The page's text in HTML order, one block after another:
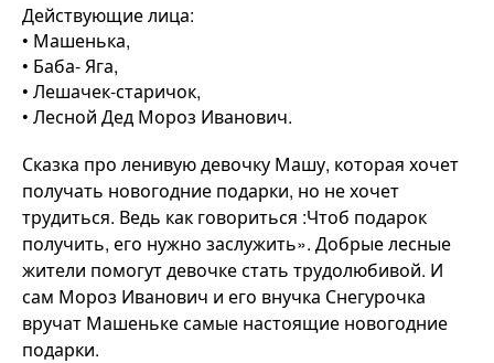
Действующие лица:
• Машенька,
• Баба- Яга,
• Лешачек-старичок,
• Лесной Дед Мороз Иванович.
Сказка про ленивую девочку Машу, которая хочет
получать новогодние подарки, но не хочет
трудиться. Ведь как говориться :Чтоб подарок
получить, его нужно заслужить». Добрые лесные
жители помогут девочке стать трудолюбивой. И
сам Мороз Иванович и его внучка Снегурочка
вручат Машеньке самые настоящие новогодние
подарки.